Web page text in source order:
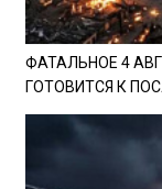
ФАТАЛЬНОЕ 4
ГОТОВИТСЯ К